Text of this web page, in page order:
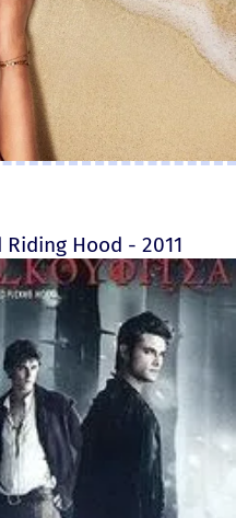
Riding Hood - 2011